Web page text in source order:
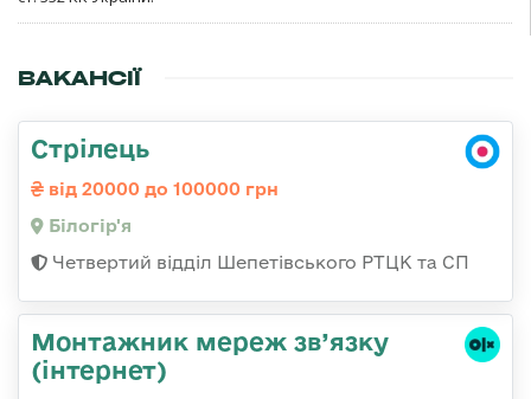
ВАКАНСІЇ
Стрілець
від 20000 до 100000 грн
Білогір'я
Четвертий відділ Шепетівського РТЦК та СП
Монтажник мереж зв’язку
(інтернет)